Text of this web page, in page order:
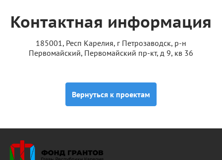
Контактная информация
185001, Респ Карелия, г Петрозаводск, р-н
Первомайский, Первомайский пр-кт, д 9, кв 36
Вернуться к проектам